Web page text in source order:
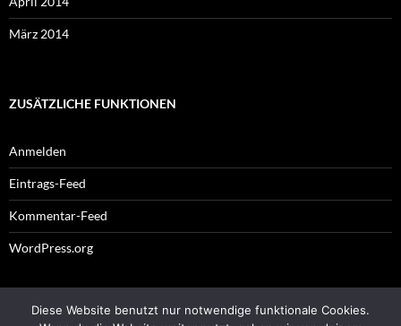
März 2014
ZUSÄTZLICHE FUNKTIONEN
Anmelden
Eintrags-Feed
Kommentar-Feed
WordPress.org
Impressum
Diese Website benutzt nur notwendige funktionale Cookies.